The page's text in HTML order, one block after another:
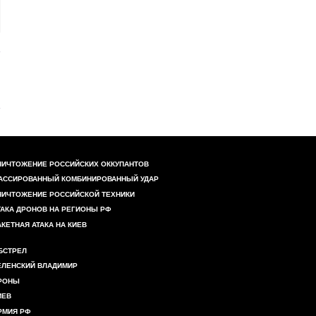
РОССИЙСКИХ ОККУПАНТОВ
КОМБИНИРОВАННЫЙ УДАР
РОССИЙСКОЙ ТЕХНИКИ
ДРОНОВ НА РЕГИОНЫ РФ
АТАКА НА КИЕВ
ВЛАДИМИР
РФ